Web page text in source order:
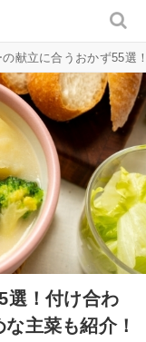
献立に合うおかず55選
選！付け合わ
主菜も紹介！